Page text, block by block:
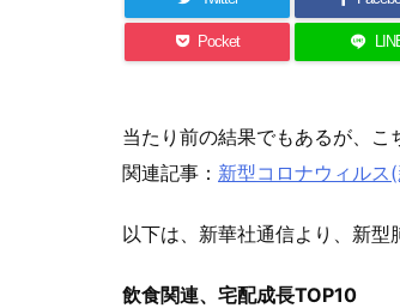
Pocket
当たり前の結果でもあるが、こ
関連記事： 新型コロナウィルス
以下は、新華社通信より、新型
飲食関連、宅配成長TOP10